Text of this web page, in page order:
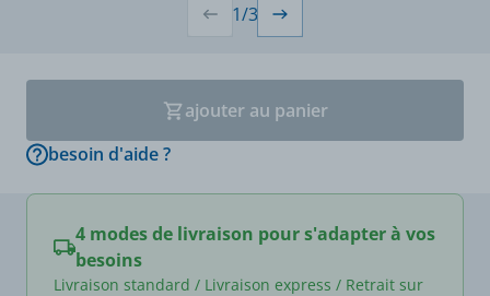
1/3
ajouter au panier
besoin d'aide ?
4 modes de livraison pour s'adapter à vos
besoins
Livraison standard / Livraison express / Retrait sur